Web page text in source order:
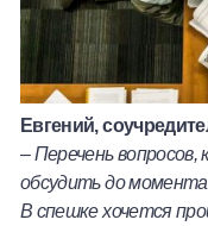
Евгений,
–Перечень
обсудить до момента
В спешке хочется